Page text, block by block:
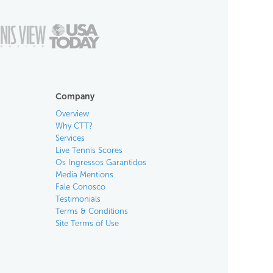
Company
Overview
Why CTT?
Services
Live Tennis Scores
Os Ingressos Garantidos
Media Mentions
Fale Conosco
Testimonials
Terms & Conditions
Site Terms of Use